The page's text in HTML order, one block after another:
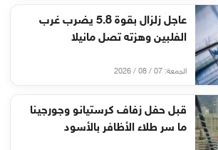
عاجل زلزال بقوة 5.8 يضرب غرب
الفلبين وهزته تصل مانيلا
الجمعة: 07 / 08 / 2026
قبل حفل زفاف كرستيانو وجورجينا
ما سر طلاء الأظافر بالأسود